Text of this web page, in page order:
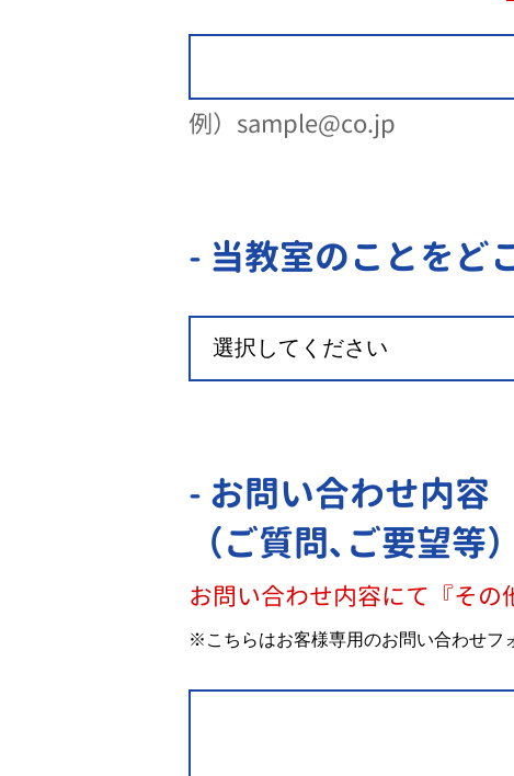
例）sample@co.jp
- 当教室のことをど
- お問い合わせ内容
（ご質問､ご要望等）
お問い合わせ内容にて『その
※こちらはお客様専用のお問い合わせフ